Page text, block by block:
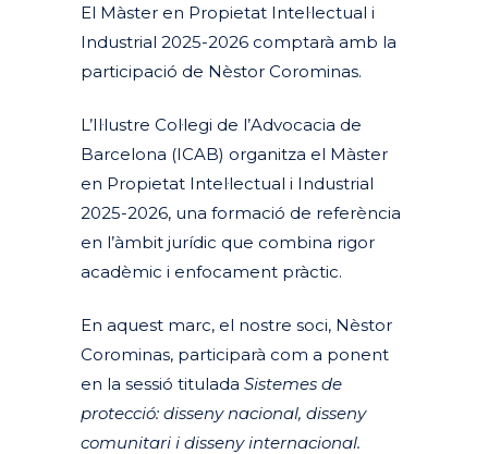
El Màster en Propietat Intel·lectual i
Industrial 2025-2026 comptarà amb la
participació de Nèstor Corominas.
L’Il·lustre Col·legi de l’Advocacia de
Barcelona (ICAB) organitza el Màster
en Propietat Intel·lectual i Industrial
2025-2026, una formació de referència
en l’àmbit jurídic que combina rigor
acadèmic i enfocament pràctic.
En aquest marc, el nostre soci, Nèstor
Corominas, participarà com a ponent
en la sessió titulada Sistemes de
protecció: disseny nacional, disseny
comunitari i disseny internacional.